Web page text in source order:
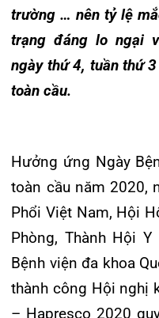
Hưởng ứng Ngày Bệnh
toàn cầu năm 2020, ngày
Phổi Việt Nam, Hội Hô
Phòng, Thành Hội Y –
– Hapresco 2020 quy
“Chuẩn hóa và tiếp cận
phổi”. Tiếp nối thành
năm nay, Hội nghị khoa
đã là năm thứ 6 liên
viện đa khoa Quốc tế Hải
thành một thương hiệu
lớn mạnh của chuyên